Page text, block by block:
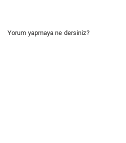
Yorum yapmaya ne dersiniz?